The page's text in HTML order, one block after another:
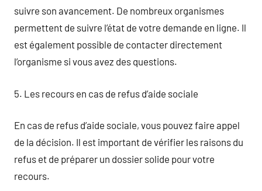
suivre son avancement. De nombreux organismes
permettent de suivre l’état de votre demande en ligne. Il
est également possible de contacter directement
l’organisme si vous avez des questions.
5. Les recours en cas de refus d’aide sociale
En cas de refus d’aide sociale, vous pouvez faire appel
de la décision. Il est important de vérifier les raisons du
refus et de préparer un dossier solide pour votre
recours.